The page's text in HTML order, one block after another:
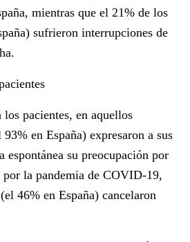
mientras que el 21% de los
sufrieron interrupciones de
pacientes, en aquellos
en España) expresaron a sus
espontánea su preocupación por
por la pandemia de COVID-19,
46% en España) cancelaron